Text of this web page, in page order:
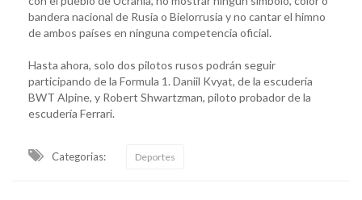
bandera nacional de Rusia o Bielorrusia y no cantar el himno
de ambos países en ninguna competencia oficial.
Hasta ahora, solo dos pilotos rusos podrán seguir
participando de la Formula 1. Daniil Kvyat, de la escudería
BWT Alpine, y Robert Shwartzman, piloto probador de la
escudería Ferrari.
Categorias: Deportes